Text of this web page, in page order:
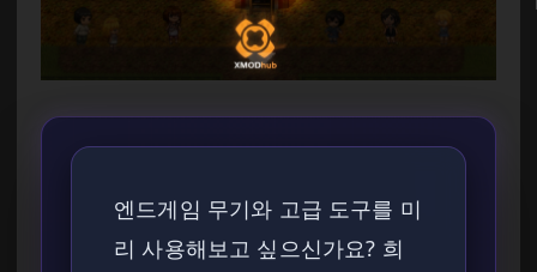
엔드게임 무기와 고급 도구를 미
리 사용해보고 싶으신가요? 희